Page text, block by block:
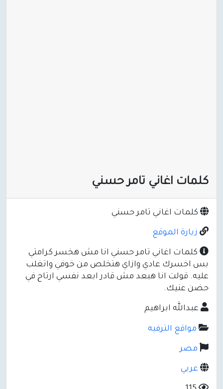
كلمات اغاني تامر حسني
كلمات اغاني تامر حسني
زيارة الموقع
كلمات اغاني تامر حسني انا مش هخسر كرامتي
بس اخسرك عادي وازاي هتخلص من خوفي واتغلب
عليه. قولت انا هبعد مش قادر ابعد نفسي ارتاح في
حضن عنيك.
عبدالله ابراهيم
مواقع الترفيه
مصر
عربي